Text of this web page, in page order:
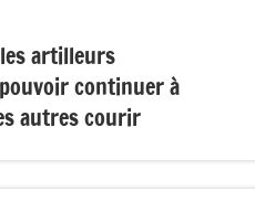
artilleurs
continuer à
autres courir